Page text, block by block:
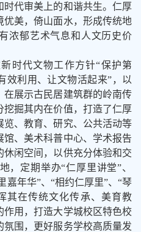
时代审美上的和谐共生。仁厚
优美，倚山面水，形成传统地
浓郁艺术气息和人文历史价
时代文物工作方针“保护第
效利用、让文物活起来”，以
展示古民居建筑群的岭南传
掘其内在价值，打造了仁厚
览、教育、研究、公共活动等
、美术科普中心、学术报告
闲空间，以供充分体验和交
，定期举办“仁厚里讲堂”、
嘉年华”、“相约仁厚里”、“琴
其在传统文化传承、美育教
用，打造大学城校区特色校
氛围，更好服务学校高质量发